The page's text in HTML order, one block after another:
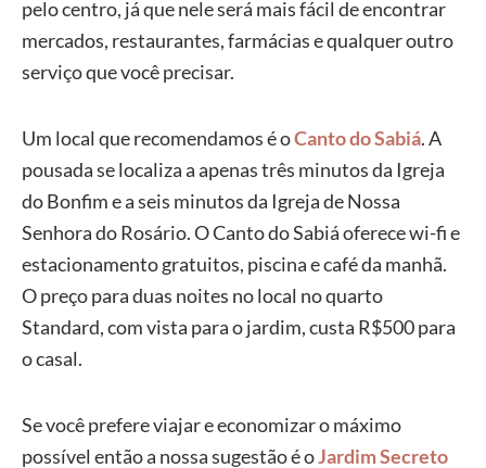
pelo centro, já que nele será mais fácil de encontrar
mercados, restaurantes, farmácias e qualquer outro
serviço que você precisar.
Um local que recomendamos é oCanto do Sabiá. A
pousada se localiza a apenas três minutos da Igreja
do Bonfim e a seis minutos da Igreja de Nossa
Senhora do Rosário. O Canto do Sabiá oferece wi-fi e
estacionamento gratuitos, piscina e café da manhã.
O preço para duas noites no local no quarto
Standard, com vista para o jardim, custa R$500 para
o casal.
Se você prefere viajar e economizar o máximo
possível então a nossa sugestão é oJardim Secreto